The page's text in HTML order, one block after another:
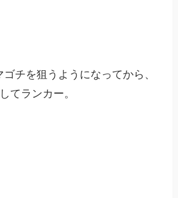
チを狙うようになってから、
てランカー。